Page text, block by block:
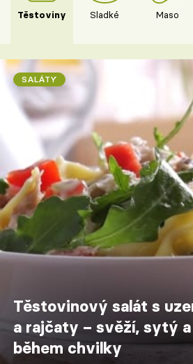
Těstoviny Sladké Maso
SALÁTY
Těstovinový salát s
a rajčaty – svěží, sytý
během chvilky